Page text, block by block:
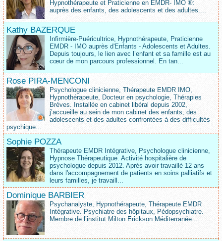
Hypnothérapeute et Praticienne en EMDR- IMO ®:
auprès des enfants, des adolescents et des adultes....
Kathy BAZERQUE
Infirmière-Puéricultrice, Hypnothérapeute, Praticienne
EMDR - IMO auprès d'Enfants - Adolescents et Adultes.
Depuis toujours, le lien avec l’enfant et sa famille est au
cœur de mon parcours professionnel. En tan...
Rose PIRA-MENCONI
Psychologue clinicienne, Thérapeute EMDR IMO,
Hypnothérapeute, Docteur en psychologie, Thérapies
Brèves. Installée en cabinet libéral depuis 2002,
j’accueille au sein de mon cabinet des enfants, des
adolescents et des adultes confrontées à des difficultés
psychique...
Sophie POZZA
Thérapeute EMDR Intégrative, Psychologue clinicienne,
Hypnose Thérapeutique. Activité hospitalière de
psychologue depuis 2012. Après avoir travaillé 12 ans
dans l'accompagnement de patients en soins palliatifs et
leurs familles, je travaill...
Dominique BARBIER
Psychanalyste, Hypnothérapeute, Thérapeute EMDR
Intégrative. Psychiatre des hôpitaux, Pédopsychiatre.
Membre de l’institut Milton Erickson Méditerranée....